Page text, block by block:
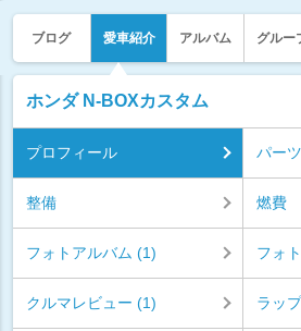
ブログ 愛車紹介 アルバム グルー
ホンダ N-BOXカスタム
プロフィール パー
整備 燃費
フォトアルバム (1) フォ
クルマレビュー (1) ラッ